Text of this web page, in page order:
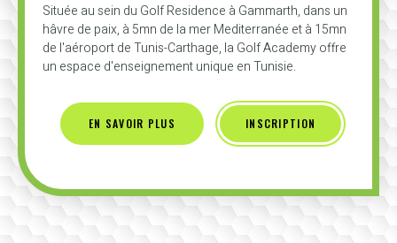
Située au sein du Golf Residence à Gammarth, dans un
hâvre de paix, à 5mn de la mer Mediterranée et à 15mn
de l'aéroport de Tunis-Carthage, la Golf Academy offre
un espace d'enseignement unique en Tunisie.
EN SAVOIR PLUS INSCRIPTION